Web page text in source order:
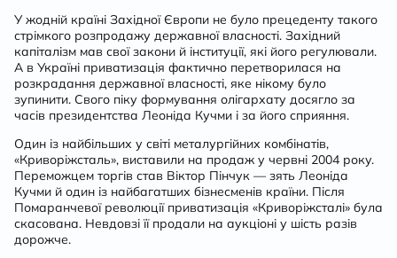
У жодній країні Західної Європи не було прецеденту такого
стрімкого розпродажу державної власності. Західний
капіталізм мав свої закони й інституції, які його регулювали.
А в Україні приватизація фактично перетворилася на
розкрадання державної власності, яке нікому було
зупинити. Свого піку формування олігархату досягло за
часів президентства Леоніда Кучми і за його сприяння.
Один із найбільших у світі металургійних комбінатів,
«Криворіжсталь», виставили на продаж у червні 2004 року.
Переможцем торгів став Віктор Пінчук — зять Леоніда
Кучми й один із найбагатших бізнесменів країни. Після
Помаранчевої революції приватизація «Криворіжсталі» була
скасована. Невдовзі її продали на аукціоні у шість разів
дорожче.